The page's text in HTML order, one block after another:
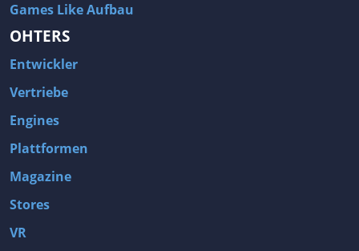
Games Like Aufbau
OHTERS
Entwickler
Vertriebe
Engines
Plattformen
Magazine
Stores
VR